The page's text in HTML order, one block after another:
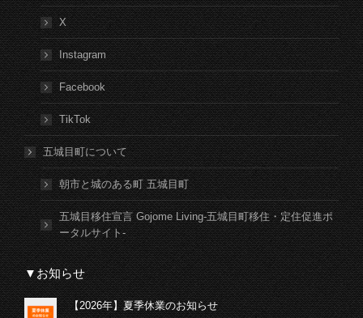
X
Instagram
Facebook
TikTok
五城目町について
朝市と城のある町 五城目町
五城目移住宣言 Gojome Living-五城目町移住・定住促進ポ
ータルサイト-
▼お知らせ
【2026年】夏季休業のお知らせ